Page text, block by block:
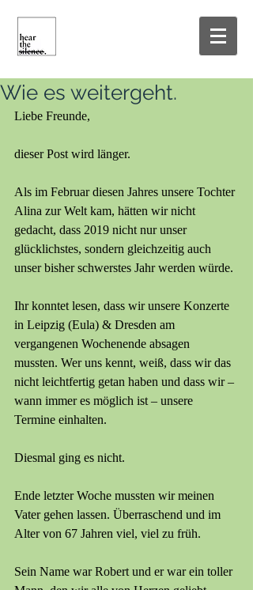
Wie es weitergeht.
Liebe Freunde,
dieser Post wird länger.
Als im Februar diesen Jahres unsere Tochter
Alina zur Welt kam, hätten wir nicht
gedacht, dass 2019 nicht nur unser
glücklichstes, sondern gleichzeitig auch
unser bisher schwerstes Jahr werden würde.
Ihr konntet lesen, dass wir unsere Konzerte
in Leipzig (Eula) & Dresden am
vergangenen Wochenende absagen
mussten. Wer uns kennt, weiß, dass wir das
nicht leichtfertig getan haben und dass wir –
wann immer es möglich ist – unsere
Termine einhalten.
Diesmal ging es nicht.
Ende letzter Woche mussten wir meinen
Vater gehen lassen. Überraschend und im
Alter von 67 Jahren viel, viel zu früh.
Sein Name war Robert und er war ein toller